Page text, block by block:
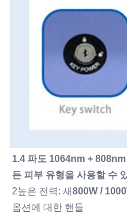
1.4 파도 1064nm +
든 피부 유형을 사용할 수
2높은 전력: 새800W /
옵션에 대한 핸들